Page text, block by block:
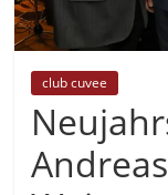
club cuvee